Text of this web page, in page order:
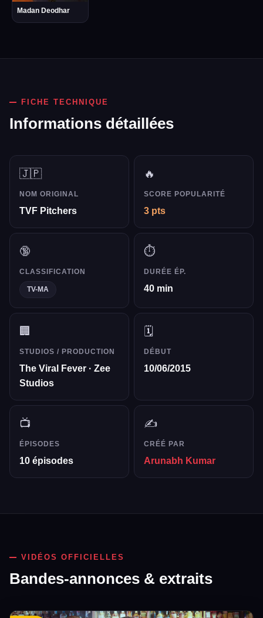
Madan Deodhar
FICHE TECHNIQUE
Informations détaillées
🇯🇵
NOM ORIGINAL
TVF Pitchers
🔥
SCORE POPULARITÉ
3 pts
🔞
CLASSIFICATION
TV-MA
⏱️
DURÉE ÉP.
40 min
🏢
STUDIOS / PRODUCTION
The Viral Fever · Zee
Studios
🗓️
DÉBUT
10/06/2015
📺
ÉPISODES
10 épisodes
✍️
CRÉÉ PAR
Arunabh Kumar
VIDÉOS OFFICIELLES
Bandes-annonces & extraits